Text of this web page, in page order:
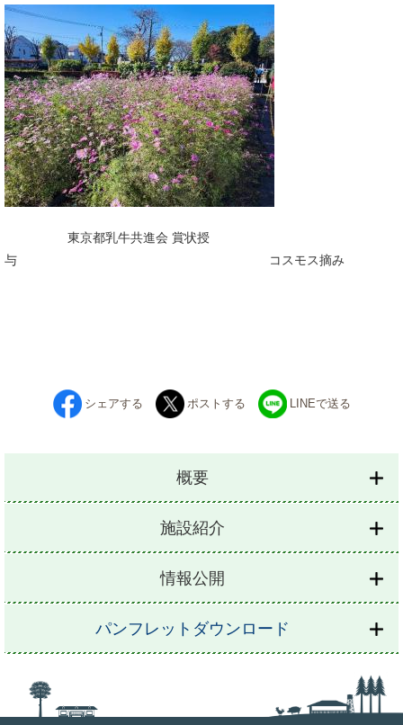
東京都乳牛共進会 賞状授
与 コスモス摘み
シェアする ポストする LINEで送る
概要
施設紹介
情報公開
パンフレットダウンロード